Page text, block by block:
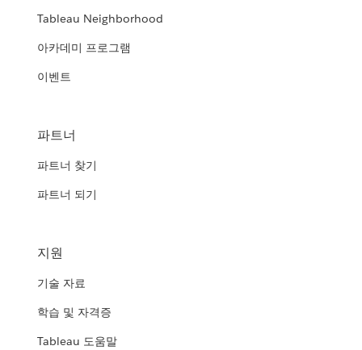
Tableau Neighborhood
아카데미 프로그램
이벤트
파트너
파트너 찾기
파트너 되기
지원
기술 자료
학습 및 자격증
Tableau 도움말